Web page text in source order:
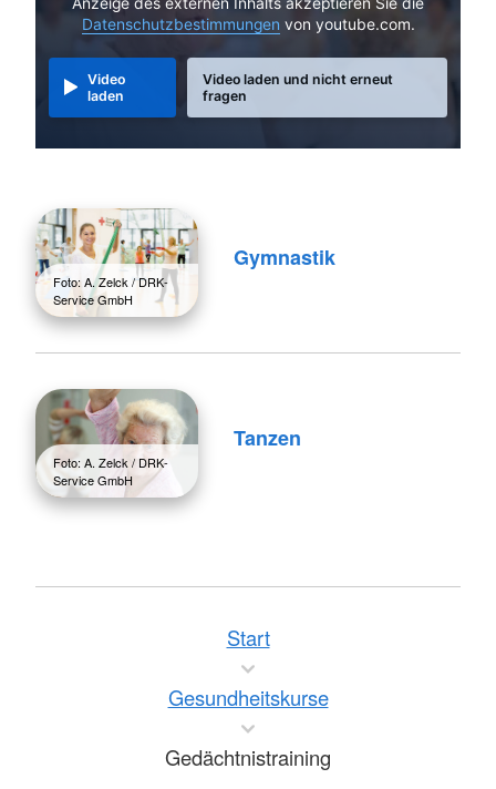
Datenschutzbestimmungen von youtube.com.
Video
laden
Video laden und nicht erneut
fragen
Foto: A. Zelck / DRK-
Service GmbH
Gymnastik
Foto: A. Zelck / DRK-
Service GmbH
Tanzen
Start
Gesundheitskurse
Gedächtnistraining